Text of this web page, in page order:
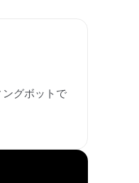
グボットで